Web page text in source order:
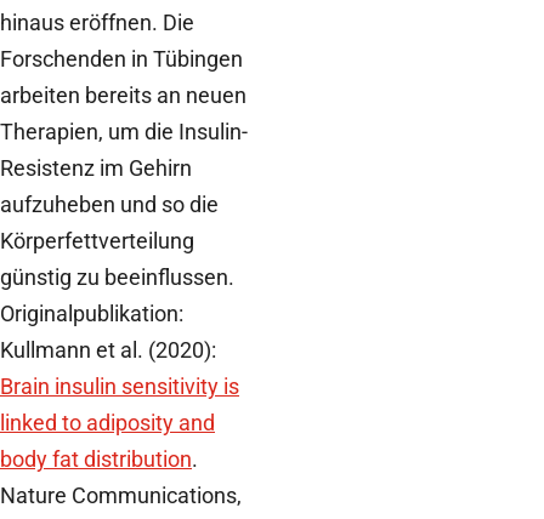
hinaus eröffnen. Die
Forschenden in Tübingen
arbeiten bereits an neuen
Therapien, um die Insulin-
Resistenz im Gehirn
aufzuheben und so die
Körperfettverteilung
günstig zu beeinflussen.
Originalpublikation:
Kullmann et al. (2020):
Brain insulin sensitivity is
linked to adiposity and
body fat distribution.
Nature Communications,